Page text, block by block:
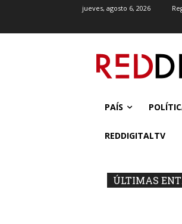
jueves, agosto 6, 2026
PAÍS
REDDIGITALTV
ÚLTIMAS